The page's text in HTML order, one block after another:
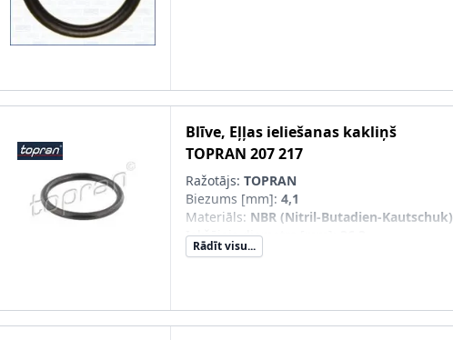
Blīve, Eļļas ieliešanas kakliņš
TOPRAN 207 217
Ražotājs: TOPRAN
Biezums [mm]: 4,1
Materiāls: NBR (Nitril-Butadien-Kautschuk)
Iekšējais diametrs [mm]
Ārējais diametrs [mm]
Rādīt visu...